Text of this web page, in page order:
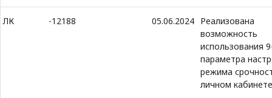
ЛК -12188 05.06.2024 Реализована
возможность
использования
параметра
режима
личном кабинете